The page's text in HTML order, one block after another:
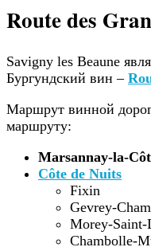
Route des
Savigny les Beaune
Бургундский вин –
Маршрут винной
маршруту:
Marsannay-la-
Côte de Nuits
Fixin
Gevrey-
Morey-Saint-
Chambolle-